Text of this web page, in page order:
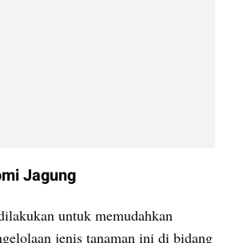
Jagung
untuk memudahkan